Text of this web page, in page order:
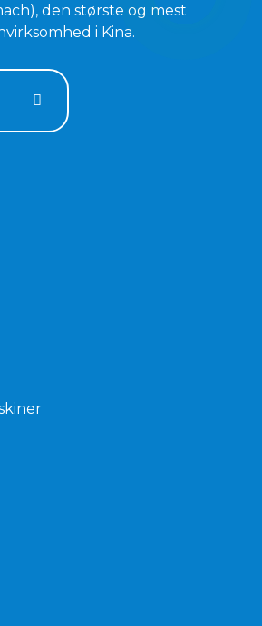
den største og mest
i Kina.